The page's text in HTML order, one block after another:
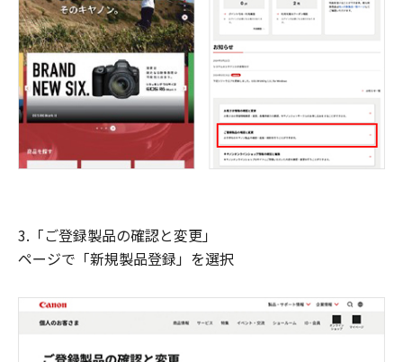
3.「ご登録製品の確認と変更」
ページで「新規製品登録」を選択